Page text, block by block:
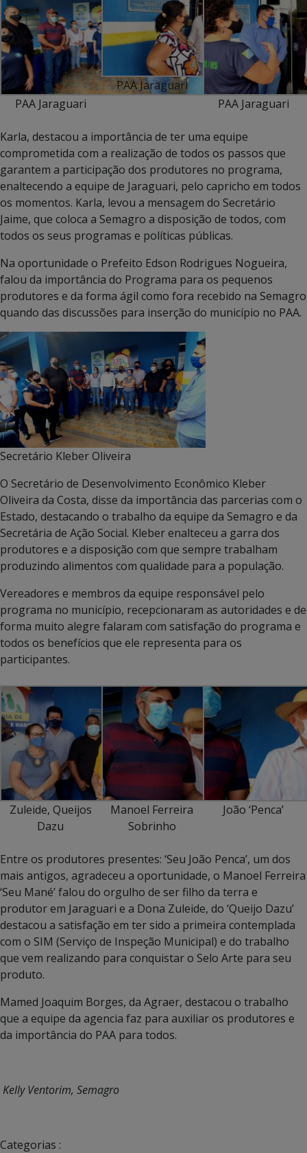
PAA Jaraguari
PAA Jaraguari
PAA Jaraguari
Karla, destacou a importância de ter uma equipe
comprometida com a realização de todos os passos que
garantem a participação dos produtores no programa,
enaltecendo a equipe de Jaraguari, pelo capricho em todos
os momentos. Karla, levou a mensagem do Secretário
Jaime, que coloca a Semagro a disposição de todos, com
todos os seus programas e políticas públicas.
Na oportunidade o Prefeito Edson Rodrigues Nogueira,
falou da importância do Programa para os pequenos
produtores e da forma ágil como fora recebido na Semagro
quando das discussões para inserção do município no PAA.
Secretário Kleber Oliveira
O Secretário de Desenvolvimento Econômico Kleber
Oliveira da Costa, disse da importância das parcerias com o
Estado, destacando o trabalho da equipe da Semagro e da
Secretária de Ação Social. Kleber enalteceu a garra dos
produtores e a disposição com que sempre trabalham
produzindo alimentos com qualidade para a população.
Vereadores e membros da equipe responsável pelo
programa no município, recepcionaram as autoridades e de
forma muito alegre falaram com satisfação do programa e
todos os benefícios que ele representa para os
participantes.
Zuleide, Queijos
Dazu
Manoel Ferreira
Sobrinho
João ‘Penca’
Entre os produtores presentes: ‘Seu João Penca’, um dos
mais antigos, agradeceu a oportunidade, o Manoel Ferreira
‘Seu Mané’ falou do orgulho de ser filho da terra e
produtor em Jaraguari e a Dona Zuleide, do ‘Queijo Dazu’
destacou a satisfação em ter sido a primeira contemplada
com o SIM (Serviço de Inspeção Municipal) e do trabalho
que vem realizando para conquistar o Selo Arte para seu
produto.
Mamed Joaquim Borges, da Agraer, destacou o trabalho
que a equipe da agencia faz para auxiliar os produtores e
da importância do PAA para todos.
Kelly Ventorim, Semagro
Categorias :